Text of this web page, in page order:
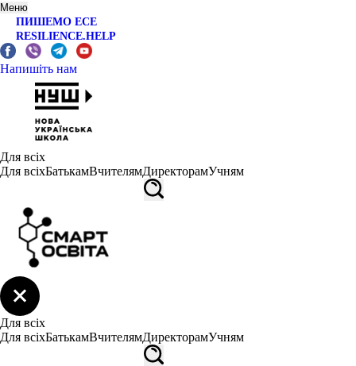
Меню
ПИШЕМО ЕСЕ
RESILIENCE.HELP
Напишіть нам
Для всіх
Для всіхБатькамВчителямДиректорамУчням
Для всіх
Для всіхБатькамВчителямДиректорамУчням